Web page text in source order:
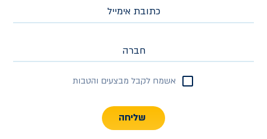
כתובת אימייל
חברה
אשמח לקבל מבצעים והטבות
שליחה